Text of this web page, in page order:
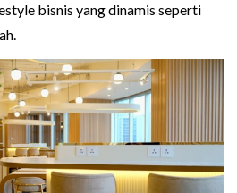
bisnis yang dinamis seperti